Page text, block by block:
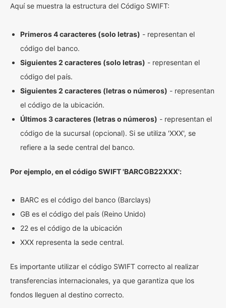
Aquí se muestra la estructura del Código SWIFT:
Primeros 4 caracteres (solo letras) - representan el
código del banco.
Siguientes 2 caracteres (solo letras) - representan el
código del país.
Siguientes 2 caracteres (letras o números) - representan
el código de la ubicación.
Últimos 3 caracteres (letras o números) - representan el
código de la sucursal (opcional). Si se utiliza 'XXX', se
refiere a la sede central del banco.
Por ejemplo, en el código SWIFT 'BARCGB22XXX':
BARC es el código del banco (Barclays)
GB es el código del país (Reino Unido)
22 es el código de la ubicación
XXX representa la sede central.
Es importante utilizar el código SWIFT correcto al realizar
transferencias internacionales, ya que garantiza que los
fondos lleguen al destino correcto.